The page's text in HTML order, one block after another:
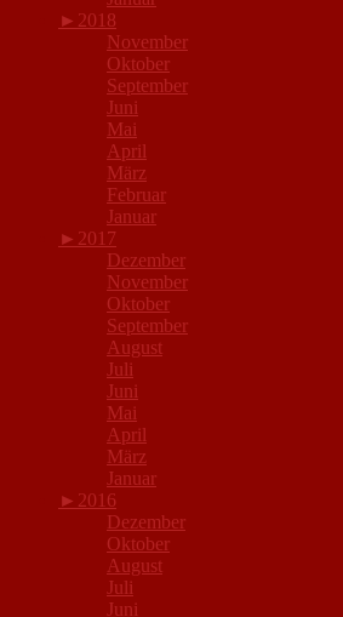
► 2018
November
Oktober
September
Juni
Mai
April
März
Februar
Januar
► 2017
Dezember
November
Oktober
September
August
Juli
Juni
Mai
April
März
Januar
► 2016
Dezember
Oktober
August
Juli
Juni